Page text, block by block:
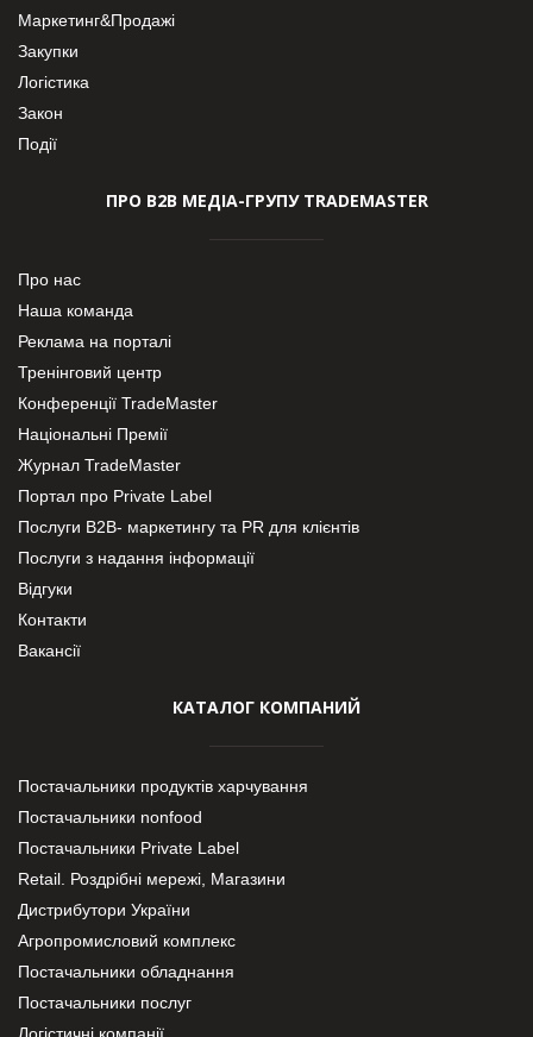
Маркетинг&Продажі
Закупки
Логістика
Закон
Події
ПРО В2В МЕДІА-ГРУПУ TRADEMASTER
Про нас
Наша команда
Реклама на порталі
Тренінговий центр
Конференції TradeMaster
Національні Премії
Журнал TradeMaster
Портал про Private Label
Послуги В2В- маркетингу та PR для клієнтів
Послуги з надання інформації
Відгуки
Контакти
Вакансії
КАТАЛОГ КОМПАНИЙ
Постачальники продуктів харчування
Постачальники nonfood
Постачальники Private Label
Retail. Роздрібні мережі, Магазини
Дистрибутори України
Агропромисловий комплекс
Постачальники обладнання
Постачальники послуг
Логістичні компанії